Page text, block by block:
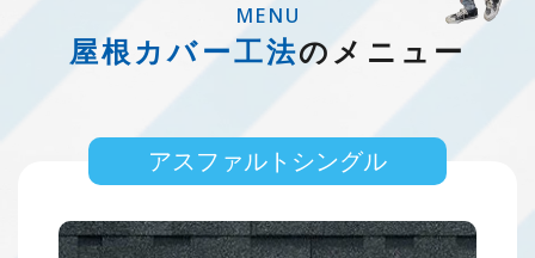
MENU
屋根カバー工法のメニュー
アスファルトシングル